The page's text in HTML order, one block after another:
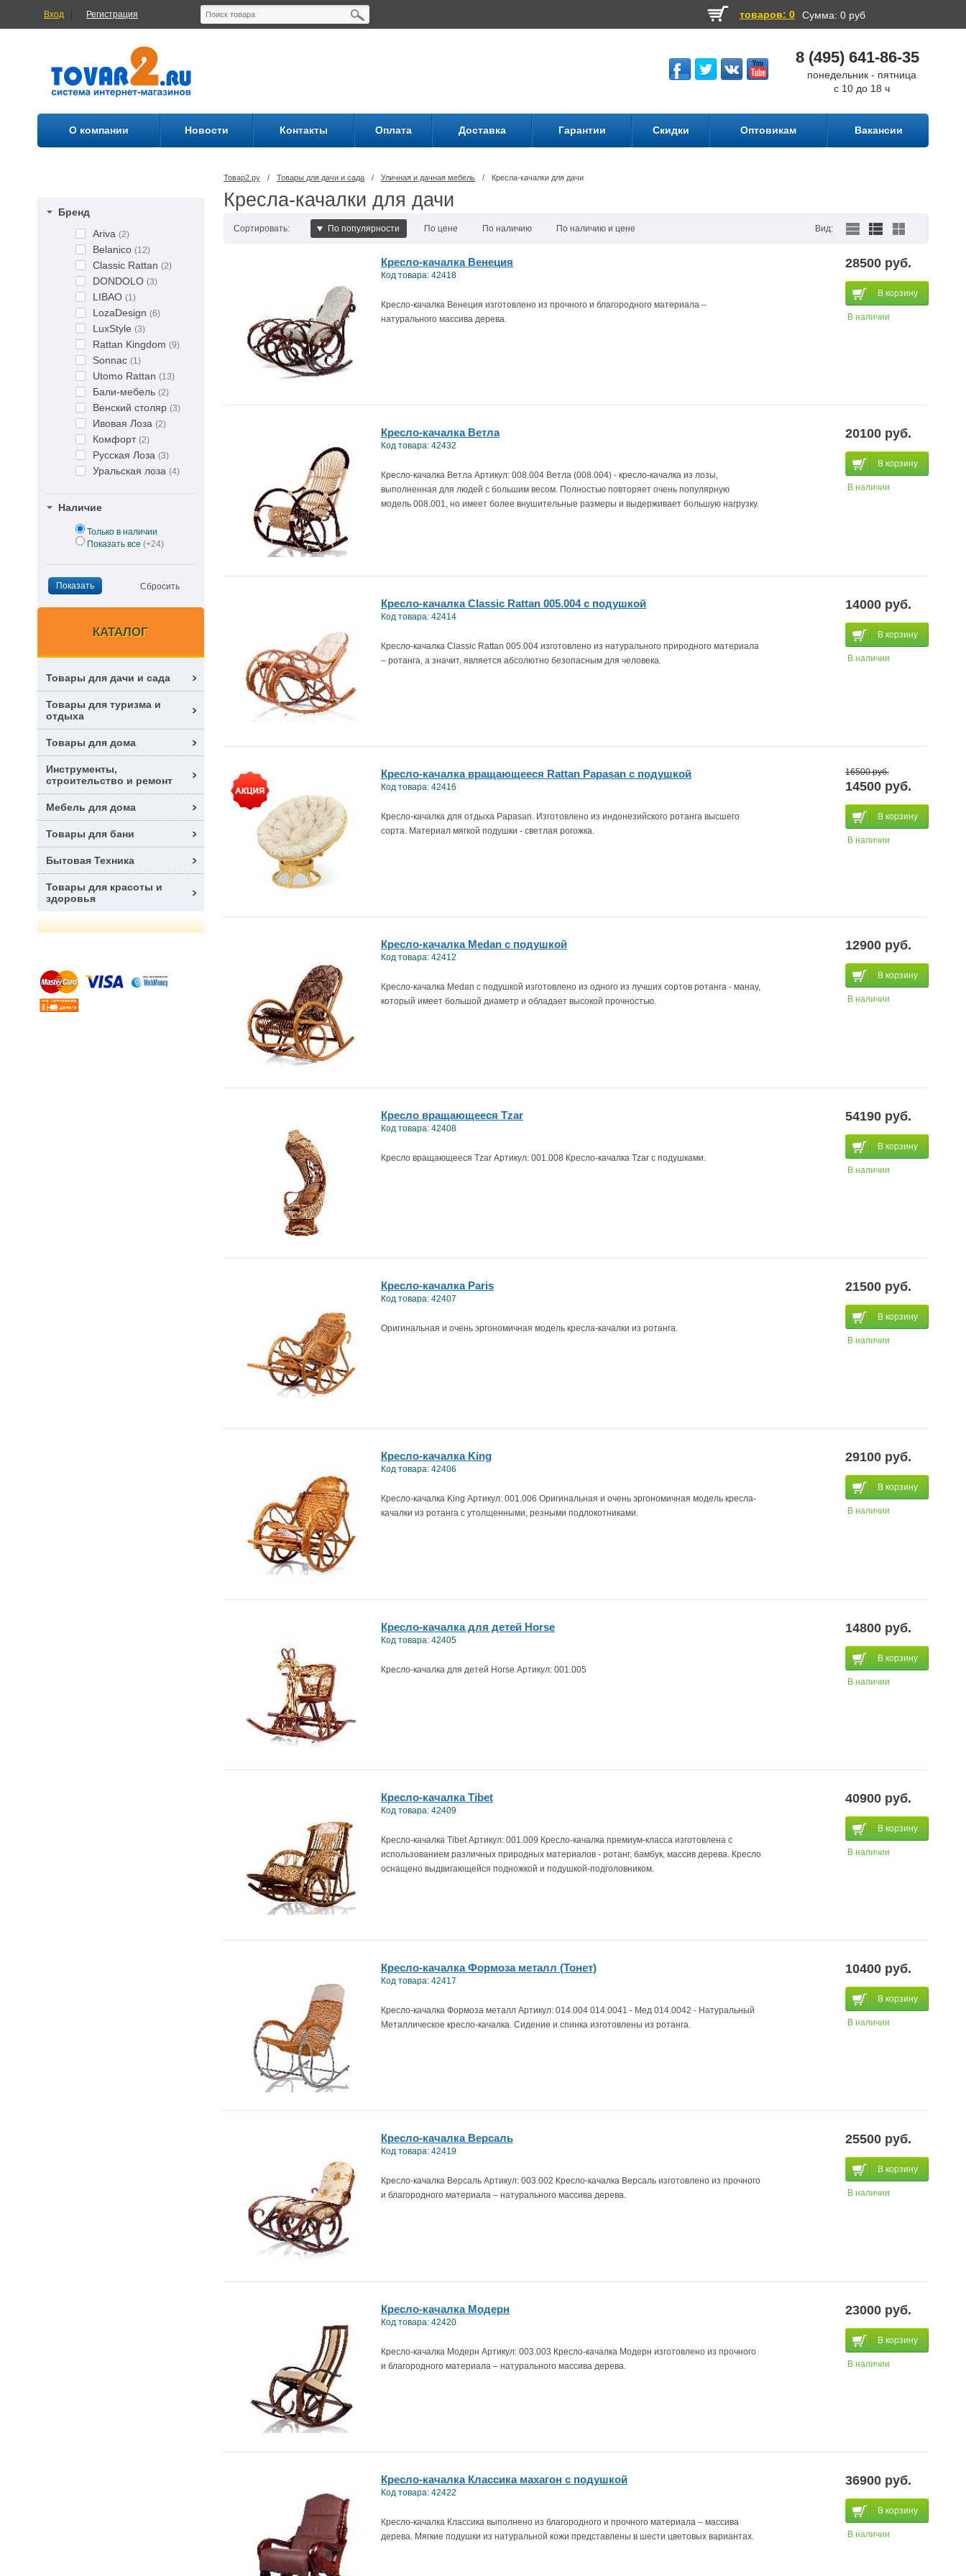
Вход Регистрация товаров: 0 Сумма: 0 руб
8 (495) 641-86-35
понедельник - пятница
с 10 до 18 ч
О компании Новости Контакты Оплата Доставка Гарантии Скидки Оптовикам Вакансии
Товар2.ру / Товары для дачи и сада / Уличная и дачная мебель / Кресла-качалки для дачи
Кресла-качалки для дачи
Сортировать: По популярности По цене По наличию По наличию и цене Вид:
Кресло-качалка Венеция
Код товара: 42418
Кресло-качалка Венеция изготовлено из прочного и благородного материала –
натурального массива дерева.
28500 руб.
В корзину
В наличии
Кресло-качалка Ветла
Код товара: 42432
Кресло-качалка Ветла Артикул: 008.004 Ветла (008.004) - кресло-качалка из лозы,
выполненная для людей с большим весом. Полностью повторяет очень популярную
модель 008.001, но имеет более внушительные размеры и выдерживает большую нагрузку.
20100 руб.
В корзину
В наличии
Кресло-качалка Classic Rattan 005.004 с подушкой
Код товара: 42414
Кресло-качалка Classic Rattan 005.004 изготовлено из натурального природного материала
– ротанга, а значит, является абсолютно безопасным для человека.
14000 руб.
В корзину
В наличии
Кресло-качалка вращающееся Rattan Papasan с подушкой
Код товара: 42416
Кресло-качалка для отдыха Papasan. Изготовлено из индонезийского ротанга высшего
сорта. Материал мягкой подушки - светлая рогожка.
16500 руб.
14500 руб.
В корзину
В наличии
Кресло-качалка Medan с подушкой
Код товара: 42412
Кресло-качалка Medan с подушкой изготовлено из одного из лучших сортов ротанга - манау,
который имеет большой диаметр и обладает высокой прочностью.
12900 руб.
В корзину
В наличии
Кресло вращающееся Tzar
Код товара: 42408
Кресло вращающееся Tzar Артикул: 001.008 Кресло-качалка Tzar с подушками.
54190 руб.
В корзину
В наличии
Кресло-качалка Paris
Код товара: 42407
Оригинальная и очень эргономичная модель кресла-качалки из ротанга.
21500 руб.
В корзину
В наличии
Кресло-качалка King
Код товара: 42406
Кресло-качалка King Артикул: 001.006 Оригинальная и очень эргономичная модель кресла-
качалки из ротанга с утолщенными, резными подлокотниками.
29100 руб.
В корзину
В наличии
Кресло-качалка для детей Horse
Код товара: 42405
Кресло-качалка для детей Horse Артикул: 001.005
14800 руб.
В корзину
В наличии
Кресло-качалка Tibet
Код товара: 42409
Кресло-качалка Tibet Артикул: 001.009 Кресло-качалка премиум-класса изготовлена с
использованием различных природных материалов - ротанг, бамбук, массив дерева. Кресло
оснащено выдвигающейся подножкой и подушкой-подголовником.
40900 руб.
В корзину
В наличии
Кресло-качалка Формоза металл (Тонет)
Код товара: 42417
Кресло-качалка Формоза металл Артикул: 014.004 014.0041 - Мед 014.0042 - Натуральный
Металлическое кресло-качалка. Сидение и спинка изготовлены из ротанга.
10400 руб.
В корзину
В наличии
Кресло-качалка Версаль
Код товара: 42419
Кресло-качалка Версаль Артикул: 003.002 Кресло-качалка Версаль изготовлено из прочного
и благородного материала – натурального массива дерева.
25500 руб.
В корзину
В наличии
Кресло-качалка Модерн
Код товара: 42420
Кресло-качалка Модерн Артикул: 003.003 Кресло-качалка Модерн изготовлено из прочного
и благородного материала – натурального массива дерева.
23000 руб.
В корзину
В наличии
Кресло-качалка Классика махагон с подушкой
Код товара: 42422
Кресло-качалка Классика выполнено из благородного и прочного материала – массива
дерева. Мягкие подушки из натуральной кожи представлены в шести цветовых вариантах.
36900 руб.
В корзину
В наличии
Бренд
Ariva (2)
Belanico (12)
Classic Rattan (2)
DONDOLO (3)
LIBAO (1)
LozaDesign (6)
LuxStyle (3)
Rattan Kingdom (9)
Sonnac (1)
Utomo Rattan (13)
Бали-мебель (2)
Венский столяр (3)
Ивовая Лоза (2)
Комфорт (2)
Русская Лоза (3)
Уральская лоза (4)
Наличие
Только в наличии
Показать все (+24)
КАТАЛОГ
Товары для дачи и сада
Товары для туризма и
отдыха
Товары для дома
Инструменты,
строительство и ремонт
Мебель для дома
Товары для бани
Бытовая Техника
Товары для красоты и
здоровья